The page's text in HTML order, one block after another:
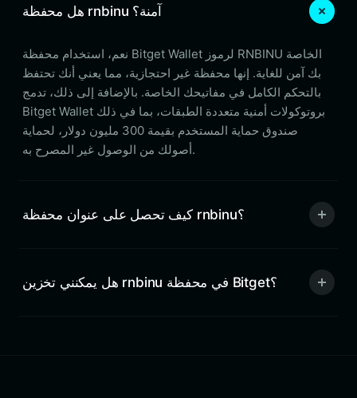
هل محفظة rnbinu آمنة؟
نعم، استخدام محفظة Bitget Wallet لرموز RNBINU الخاصة
بك آمن للغاية. إنها محفظة غير احتجازية، مما يعني أنك تحتفظ
بالتحكم الكامل في مفاتيحك الخاصة. بالإضافة إلى ذلك، تدمج
Bitget Wallet بروتوكولات أمنية متعددة الطبقات، بما في ذلك
صندوق حماية المستخدم بقيمة 300 مليون دولار، لحماية
أصولك من الوصول غير المصرح به.
كيف تحصل على عنوان محفظة rnbinu؟
هل يمكنني تخزين rnbinu في محفظة Bitget؟